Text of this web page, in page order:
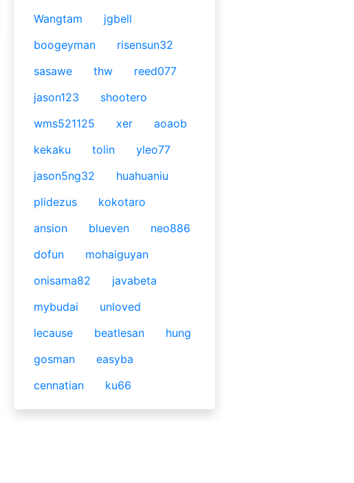
Wangtam
jgbell
boogeyman
risensun32
sasawe
thw
reed077
jason123
shootero
wms521125
xer
aoaob
kekaku
tolin
yleo77
jason5ng32
huahuaniu
plidezus
kokotaro
ansion
blueven
neo886
dofun
mohaiguyan
onisama82
javabeta
mybudai
unloved
lecause
beatlesan
hung
gosman
easyba
cennatian
ku66